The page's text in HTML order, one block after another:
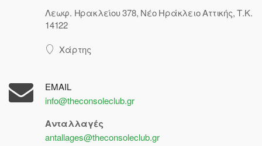
Λεωφ. Ηρακλείου 378, Νέο Ηράκλειο Αττικής, Τ.Κ.
14122
Χάρτης
EMAIL
info@theconsoleclub.gr
Ανταλλαγές
antallages@theconsoleclub.gr